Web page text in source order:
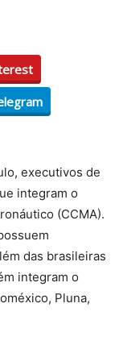
executivos de
integram o
(CCMA).
das brasileiras
integram o
Pluna,